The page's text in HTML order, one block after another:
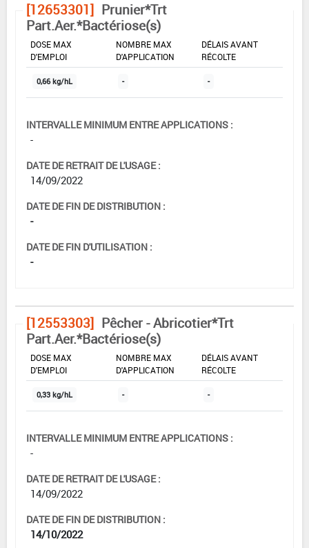
[12653301] Prunier*Trt
Part.Aer.*Bactériose(s)
DOSE MAX
D'EMPLOI
NOMBRE MAX
D'APPLICATION
DÉLAIS AVANT
RÉCOLTE
0,66 kg/hL - -
INTERVALLE MINIMUM ENTRE APPLICATIONS :
-
DATE DE RETRAIT DE L'USAGE :
14/09/2022
DATE DE FIN DE DISTRIBUTION :
-
DATE DE FIN D'UTILISATION :
-
[12553303] Pêcher - Abricotier*Trt
Part.Aer.*Bactériose(s)
DOSE MAX
D'EMPLOI
NOMBRE MAX
D'APPLICATION
DÉLAIS AVANT
RÉCOLTE
0,33 kg/hL - -
INTERVALLE MINIMUM ENTRE APPLICATIONS :
-
DATE DE RETRAIT DE L'USAGE :
14/09/2022
DATE DE FIN DE DISTRIBUTION :
14/10/2022